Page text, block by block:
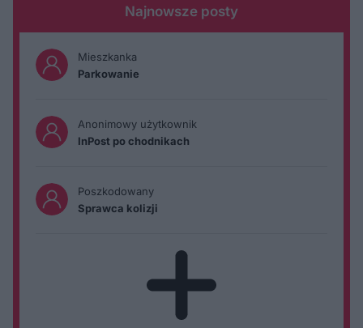
Najnowsze posty
Mieszkanka
Parkowanie
Anonimowy użytkownik
InPost po chodnikach
Poszkodowany
Sprawca kolizji